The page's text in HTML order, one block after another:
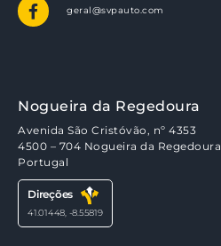
geral@svpauto.com
Nogueira da Regedoura
Avenida São Cristóvão, nº 4353
4500 – 704 Nogueira da Regedoura
Portugal
Direções
41.01448, -8.55819